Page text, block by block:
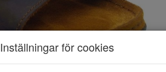
Inställningar för cookies